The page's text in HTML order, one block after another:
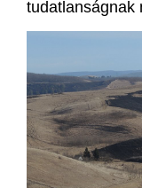
tudatlanságnak